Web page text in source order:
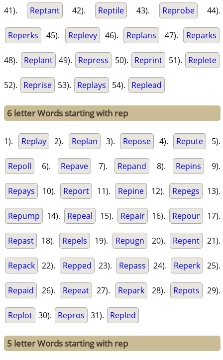
41). Reptant 42). Reptile 43). Reprobe 44).
Reperks 45). Replevy 46). Replans 47). Reparks
48). Replant 49). Repress 50). Reprint 51). Replete
52). Reprise 53). Replays 54). Replead
6 letter Words starting with rep
1). Replay 2). Replan 3). Repose 4). Repute 5).
Repoll 6). Repave 7). Repand 8). Repins 9).
Repays 10). Report 11). Repine 12). Repegs 13).
Repump 14). Repeal 15). Repair 16). Repour 17).
Repast 18). Repels 19). Repugn 20). Repent 21).
Repack 22). Repped 23). Repass 24). Reperk 25).
Repaid 26). Repeat 27). Repark 28). Repots 29).
Replot 30). Repros 31). Repled
5 letter Words starting with rep